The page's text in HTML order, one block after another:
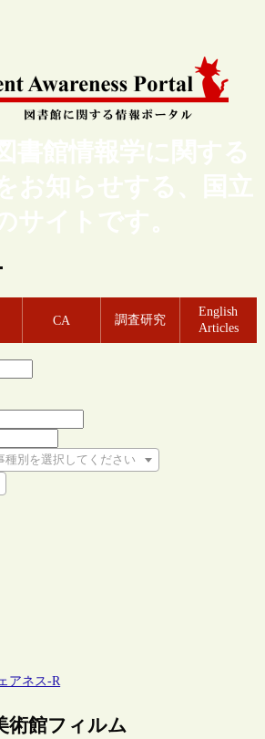
書館情報学に関する
お知らせする、国立
サイトです。
CA 調査研究
English
Articles
種別を選択してください
してください
アネス-R
術館フィルム